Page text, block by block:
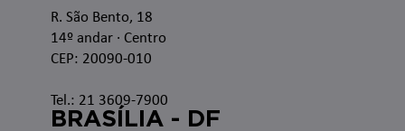
R. São Bento, 18
14º andar · Centro
CEP: 20090-010
Tel.: 21 3609-7900
BRASÍLIA - DF